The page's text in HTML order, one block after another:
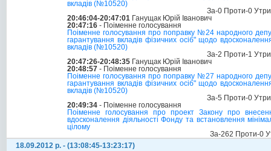
вкладів (№10520)
За-0 Проти-0
20:46:04-20:47:01 Ганущак Юрій Іванович
20:47:16 - Поіменне голосування
Поіменне голосування про поправку №24 народного
гарантування вкладів фізичних осіб" щодо
вкладів (№10520)
За-2 Проти-1
20:47:26-20:48:35 Ганущак Юрій Іванович
20:48:57 - Поіменне голосування
Поіменне голосування про поправку №27 народного
гарантування вкладів фізичних осіб" щодо
вкладів (№10520)
За-5 Проти-0
20:49:34 - Поіменне голосування
Поіменне голосування про проект Закону про
вдосконалення діяльності Фонду та встановлення
цілому
За-262 Проти-0
18.09.2012 р. - (13:08:45-13:23:17)